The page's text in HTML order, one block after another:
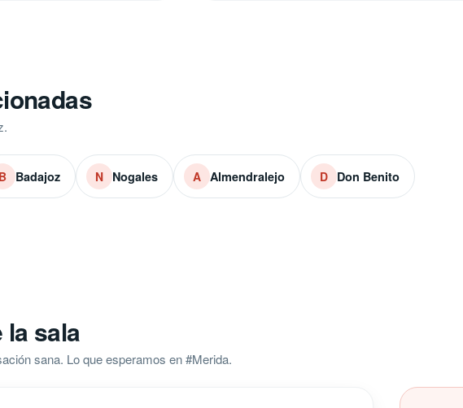
B Badajoz N Nogales A Almendralejo D Don Benito
la sala
sana. Lo que esperamos en #Merida.